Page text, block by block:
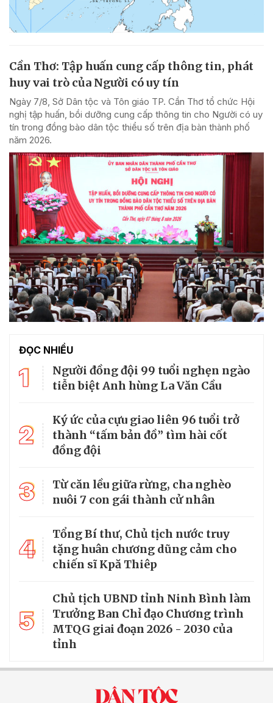
Cần Thơ: Tập huấn cung cấp thông tin, phát
huy vai trò của Người có uy tín
Ngày 7/8, Sở Dân tộc và Tôn giáo TP. Cần Thơ tổ chức Hội
nghị tập huấn, bồi dưỡng cung cấp thông tin cho Người có uy
tín trong đồng bào dân tộc thiểu số trên địa bàn thành phố
năm 2026.
ĐỌC NHIỀU
1
Người đồng đội 99 tuổi nghẹn ngào
tiễn biệt Anh hùng La Văn Cầu
2
Ký ức của cựu giao liên 96 tuổi trở
thành “tấm bản đồ” tìm hài cốt
đồng đội
3
Từ căn lều giữa rừng, cha nghèo
nuôi 7 con gái thành cử nhân
4
Tổng Bí thư, Chủ tịch nước truy
tặng huân chương dũng cảm cho
chiến sĩ Kpă Thiêp
5
Chủ tịch UBND tỉnh Ninh Bình làm
Trưởng Ban Chỉ đạo Chương trình
MTQG giai đoạn 2026 - 2030 của
tỉnh